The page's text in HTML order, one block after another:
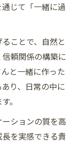
じて「一緒に過
ことで、自然と
頼関係の構築に
と一緒に作った
り、日常の中に
。
ションの質を高
を実感できる貴